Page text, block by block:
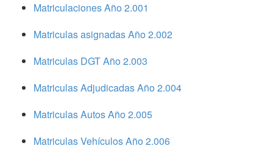
Matriculaciones Año 2.001
Matriculas asignadas Año 2.002
Matriculas DGT Año 2.003
Matriculas Adjudicadas Año 2.004
Matriculas Autos Año 2.005
Matriculas Vehículos Año 2.006